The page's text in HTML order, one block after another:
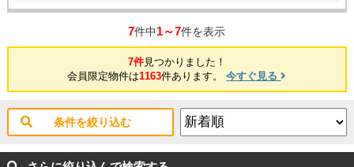
7件中1～7件を表示
7件見つかりました！
会員限定物件は1163件あります。今すぐ見る
条件を絞り込む